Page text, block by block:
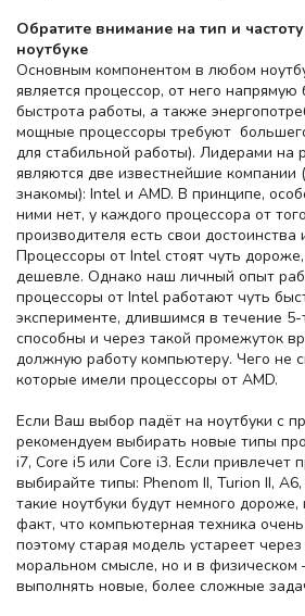
Обратите внимание на тип и
ноутбуке
Основным компонентом в любом
является процессор, от него напрямую
быстрота работы, а также
мощные процессоры требуют
для стабильной работы). Лидерами на
являются две известнейшие
знакомы): Intel и AMD. В принципе,
ними нет, у каждого процессора от
производителя есть свои достоинства
Процессоры от Intel стоят чуть
дешевле. Однако наш личный опыт
процессоры от Intel работают чуть
эксперименте, длившимся в течение 5-
способны и через такой промежуток
должную работу компьютеру. Чего не
которые имели процессоры от AMD.
Если Ваш выбор падёт на ноутбуки с
рекомендуем выбирать новые типы
i7, Core i5 или Core i3. Если привлечет
выбирайте типы: Phenom II, Turion II,
такие ноутбуки будут немного дороже,
факт, что компьютерная техника
поэтому старая модель устареет
моральном смысле, но и в физическом
выполнять новые, более сложные